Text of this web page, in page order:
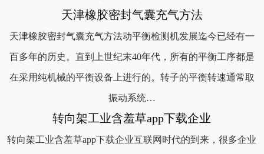
天津橡胶密封气囊充气方法
天津橡胶密封气囊充气方法动平衡检测机发展迄今已经有一
百多年的历史。直到上世纪末40年代，所有的平衡工序都是
在采用纯机械的平衡设备上进行的。转子的平衡转速通常取
振动系统…
转向架工业含羞草app下载企业
转向架工业含羞草app下载企业互联网时代的到来，很多企业